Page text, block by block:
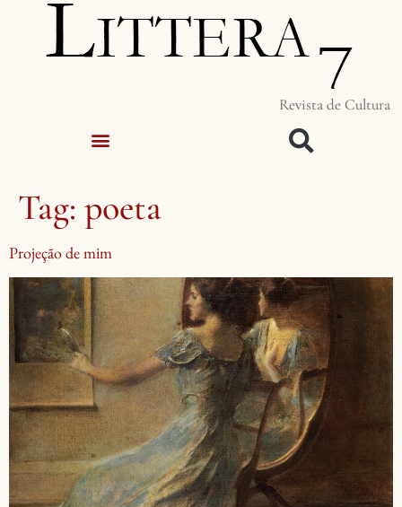
Revista de Cultura
Tag: poeta
Projeção de mim